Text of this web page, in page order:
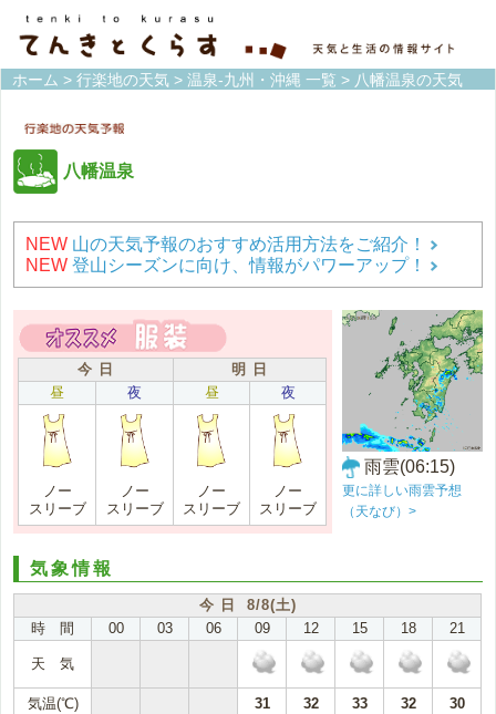
ホーム > 行楽地の天気 > 温泉-九州・沖縄 一覧 > 八幡温泉の天気
八幡温泉
NEW 山の天気予報のおすすめ活用方法をご紹介！
NEW 登山シーズンに向け、情報がパワーアップ！
今 日
明 日
昼
夜 昼 夜
ノー
スリーブ
ノー
スリーブ
ノー
スリーブ
ノー
スリーブ
雨雲(06:15)
更に詳しい雨雲予想
（天なび）>
気象情報
今 日 8/8(土)
時 間
00 03 06 09 12 15 18 21
天 気
気温(℃) 31 32 33 32
30